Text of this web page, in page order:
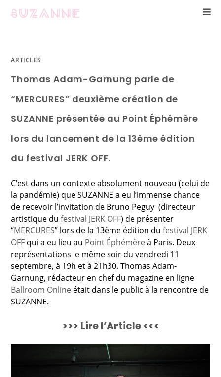
ARTICLES
Thomas Adam-Garnung parle de
“MERCURES” deuxième création de
SUZANNE présentée au Point Éphémère
lors du lancement de la 13ème édition
du festival JERK OFF.
C’est dans un contexte absolument nouveau (celui de
la pandémie) que SUZANNE a eu l’immense chance
de recevoir l’invitation de Bruno Peguy (directeur
artistique dufestival JERK OFF) de présenter
“MERCURES” lors de la 13ème édition dufestival JERK
OFF qui a eu lieu au Point Éphémèreà Paris. Deux
représentations le même soir du vendredi 11
septembre, à 19h et à 21h30. Thomas Adam-
Garnung, rédacteur en chef du magazine en ligne
Ballroom Online était dans le public à la rencontre de
SUZANNE.
>>> Lire l’Article <<<